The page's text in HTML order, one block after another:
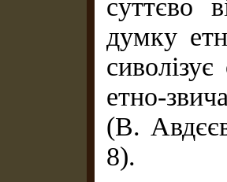
суттєво
думку
етно-
(В.
8).